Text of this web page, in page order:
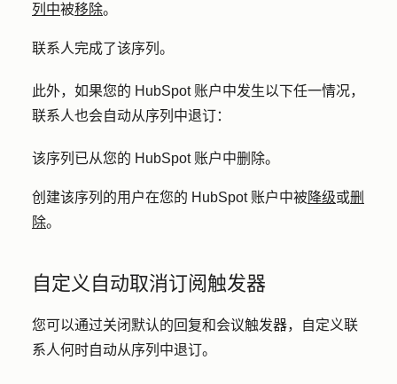
列中被移除。
联系人完成了该序列。
此外，如果您的 HubSpot 账户中发生以下任一情况，
联系人也会自动从序列中退订：
该序列已从您的 HubSpot 账户中删除。
创建该序列的用户在您的 HubSpot 账户中被降级或删
除。
自定义自动取消订阅触发器
您可以通过关闭默认的回复和会议触发器，自定义联
系人何时自动从序列中退订。